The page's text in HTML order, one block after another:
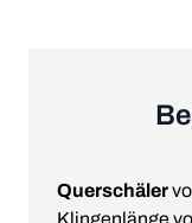
Querschäler
Klingenlänge